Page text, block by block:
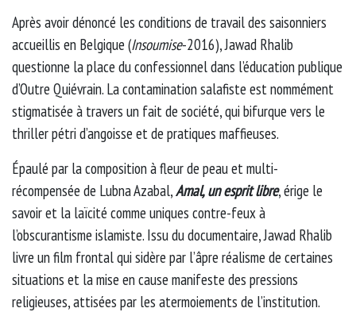
Après avoir dénoncé les conditions de travail des saisonniers
accueillis en Belgique (Insoumise-2016), Jawad Rhalib
questionne la place du confessionnel dans l’éducation publique
d’Outre Quiévrain. La contamination salafiste est nommément
stigmatisée à travers un fait de société, qui bifurque vers le
thriller pétri d’angoisse et de pratiques maffieuses.
Épaulé par la composition à fleur de peau et multi-
récompensée de Lubna Azabal,Amal, un esprit libre, érige le
savoir et la laïcité comme uniques contre-feux à
l’obscurantisme islamiste. Issu du documentaire, Jawad Rhalib
livre un film frontal qui sidère par l’âpre réalisme de certaines
situations et la mise en cause manifeste des pressions
religieuses, attisées par les atermoiements de l’institution.